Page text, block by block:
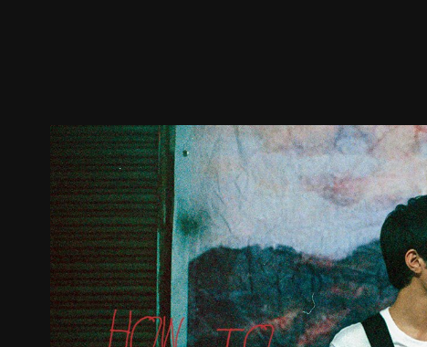
预告 剧照 推荐影片 剧情介绍